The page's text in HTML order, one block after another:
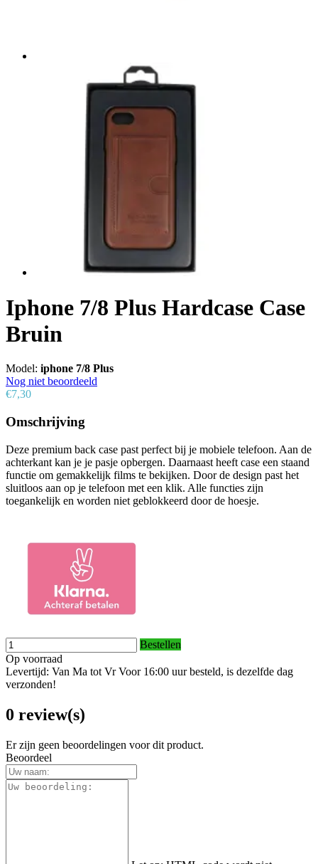
Iphone 7/8 Plus Hardcase Case
Bruin
Model: iphone 7/8 Plus
Nog niet beoordeeld
€7,30
Omschrijving
Deze premium back case past perfect bij je mobiele telefoon. Aan de
achterkant kan je je pasje opbergen. Daarnaast heeft case een staand
functie om gemakkelijk films te bekijken. Door de design past het
sluitloos aan op je telefoon met een klik. Alle functies zijn
toegankelijk en worden niet geblokkeerd door de hoesje.
Bestellen
Op voorraad
Levertijd: Van Ma tot Vr Voor 16:00 uur besteld, is dezelfde dag
verzonden!
0 review(s)
Er zijn geen beoordelingen voor dit product.
Beoordeel